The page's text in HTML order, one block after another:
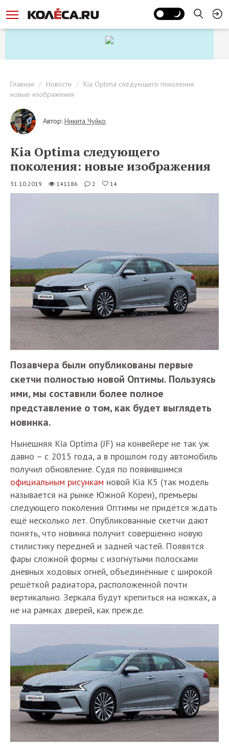
Главная Новости
Kia Optima следующего поколения:
новые изображения
Автор: Никита Чуйко
Kia Optima следующего
поколения: новые изображения
31.10.2019 141186 2 14
Позавчера были опубликованы первые
скетчи полностью новой Оптимы. Пользуясь
ими, мы составили более полное
представление о том, как будет выглядеть
новинка.
Нынешняя Kia Optima (JF) на конвейере не так уж
давно – с 2015 года, а в прошлом году автомобиль
получил обновление. Судя по появившимся
официальным рисункам новой Kia K5 (так модель
называется на рынке Южной Кореи), премьеры
следующего поколения Оптимы не придётся ждать
ещё несколько лет. Опубликованные скетчи дают
понять, что новинка получит совершенно новую
стилистику передней и задней частей. Появятся
фары сложной формы с изогнутыми полосками
дневных ходовых огней, объединённые с широкой
решёткой радиатора, расположенной почти
вертикально. Зеркала будут крепиться на ножках, а
не на рамках дверей, как прежде.